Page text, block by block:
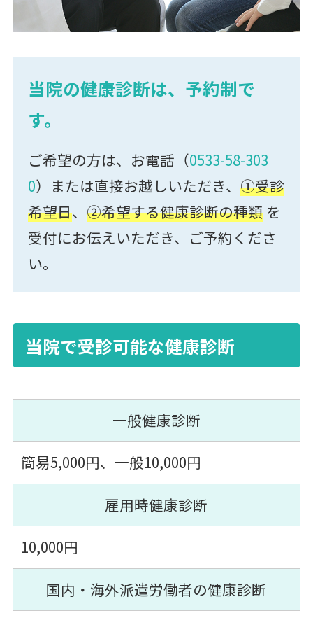
当院の健康診断は、予約制で
す。
ご希望の方は、お電話（0533-58-303
0）または直接お越しいただき、①受診
希望日、②希望する健康診断の種類 を
受付にお伝えいただき、ご予約くださ
い。
当院で受診可能な健康診断
一般健康診断
簡易5,000円、一般10,000円
雇用時健康診断
10,000円
国内・海外派遣労働者の健康診断